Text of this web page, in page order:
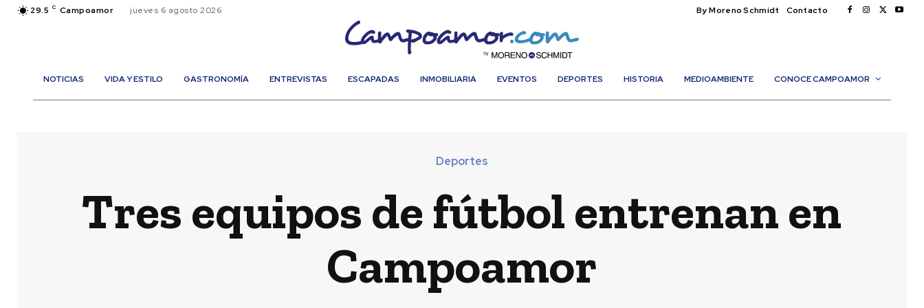
29.5 C Campoamor jueves 6 agosto 2026 By Moreno Schmidt Contacto
NOTICIAS VIDA Y ESTILO GASTRONOMÍA ENTREVISTAS ESCAPADAS INMOBILIARIA EVENTOS DEPORTES HISTORIA MEDIOAMBIENTE CONOCE CAMPOAMOR
Deportes
Tres equipos de fútbol entrenan en
Campoamor